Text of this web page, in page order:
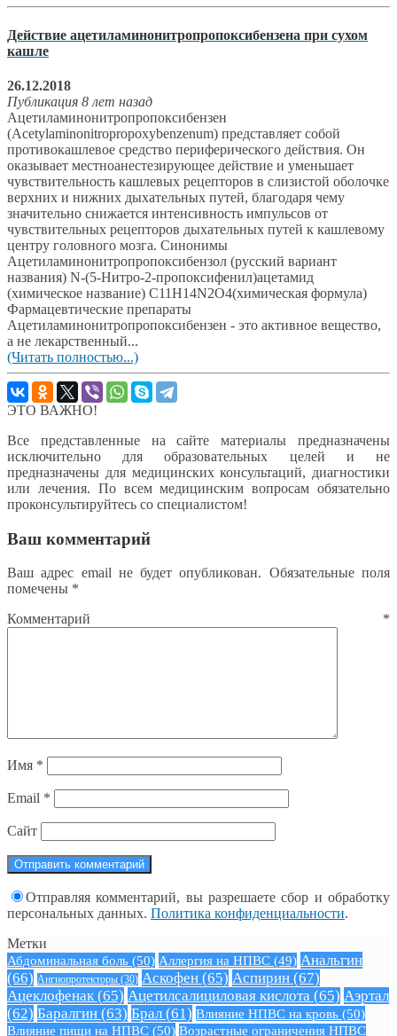
Действие ацетиламинонитропропоксибензена при сухом
кашле
26.12.2018
Публикация 8 лет назад
Ацетиламинонитропропоксибензен
(Acetylaminonitropropoxybenzenum) представляет собой
противокашлевое средство периферического действия. Он
оказывает местноанестезирующее действие и уменьшает
чувствительность кашлевых рецепторов в слизистой оболочке
верхних и нижних дыхательных путей, благодаря чему
значительно снижается интенсивность импульсов от
чувствительных рецепторов дыхательных путей к кашлевому
центру головного мозга. Синонимы
Ацетиламинонитропропоксибензол (русский вариант
названия) N-(5-Нитро-2-пропоксифенил)ацетамид
(химическое название) C11H14N2O4(химическая формула)
Фармацевтические препараты
Ацетиламинонитропропоксибензен - это активное вещество,
а не лекарственный...
(Читать полностью...)
ЭТО ВАЖНО!
Все представленные на сайте материалы предназначены
исключительно для образовательных целей и не
предназначены для медицинских консультаций, диагностики
или лечения. По всем медицинским вопросам обязательно
проконсультируйтесь со специалистом!
Ваш комментарий
Ваш адрес email не будет опубликован. Обязательные поля
помечены *
Комментарий *
Имя *
Email *
Сайт
Отправляя комментарий, вы разрешаете сбор и обработку
персональных данных. Политика конфиденциальности.
Метки
Абдоминальная боль (50) Аллергия на НПВС (49) Анальгин
(66) Ангиопротекторы (30) Аскофен (65) Аспирин (67)
Ацеклофенак (65) Ацетилсалициловая кислота (65) Аэртал
(62) Баралгин (63) Брал (61) Влияние НПВС на кровь (50)
Влияние пищи на НПВС (50) Возрастные ограничения НПВС